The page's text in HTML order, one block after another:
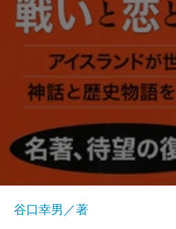
谷口幸男／著